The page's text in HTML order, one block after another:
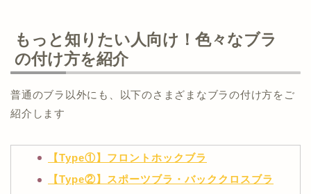
もっと知りたい人向け！色々なブラ
の付け方を紹介
普通のブラ以外にも、以下のさまざまなブラの付け方をご
紹介します
【Type①】フロントホックブラ
【Type②】スポーツブラ・バッククロスブラ